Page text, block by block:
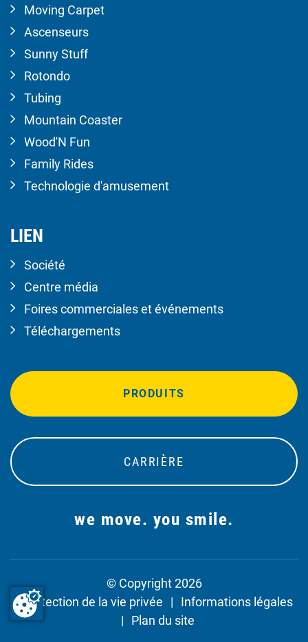
Moving Carpet
Ascenseurs
Sunny Stuff
Rotondo
Tubing
Mountain Coaster
Wood'N Fun
Family Rides
Technologie d'amusement
LIEN
Société
Centre média
Foires commerciales et événements
Téléchargements
PRODUITS
CARRIÈRE
we move. you smile.
© Copyright 2026
Protection de la vie privée
Informations légales
Plan du site